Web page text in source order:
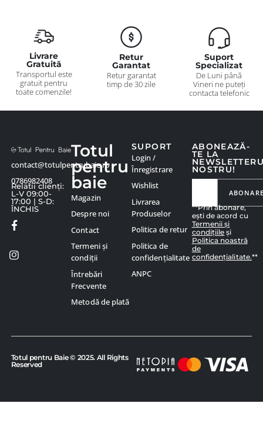
Livrare
Gratuită
Transportul este
gratuit pentru
toate comenzile!
Retur
Garantat
Retur garantat
timp de 30 zile
Suport
Specializat
De Luni până
Vineri ne puteți
contacta telefonic
contact@totulpentrubaie.ro
0786982408
Relatii clienți:
L-V 09:00-
17:00 | S-D:
ÎNCHIS
ABONEAZĂ-
TE LA
NOSTRU!
**Prin abonare,
ești de acord cu
Termenii și
condițiile și
Politica noastră
de
confidențialitate.**
Totul
pentru
baie
Magazin
Despre noi
Contact
Termeni și
condiții
Întrebări
Frecvente
Metodă de plată
SUPORT
Login /
Înregistrare
Wishlist
Livrarea
Produselor
Politica de retur
Politica de
confidențialitate
ANPC
Totul pentru Baie © 2025. All Rights
Reserved